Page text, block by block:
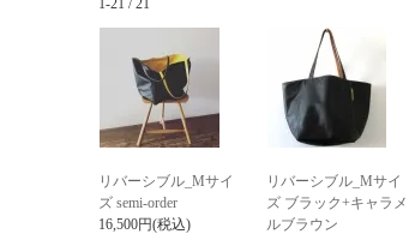
1-21 / 21
リバーシブル_Mサイ
ズ semi-order
16,500円(税込)
リバーシブル_Mサイ
ズ ブラック+キャラメ
ルブラウン